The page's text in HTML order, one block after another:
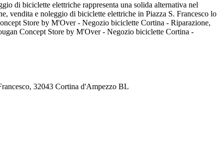
di biciclette elettriche rappresenta una solida alternativa nel
vendita e noleggio di biciclette elettriche in Piazza S. Francesco lo
Store by M'Over - Negozio biciclette Cortina - Riparazione,
Concept Store by M'Over - Negozio biciclette Cortina -
32043 Cortina d'Ampezzo BL